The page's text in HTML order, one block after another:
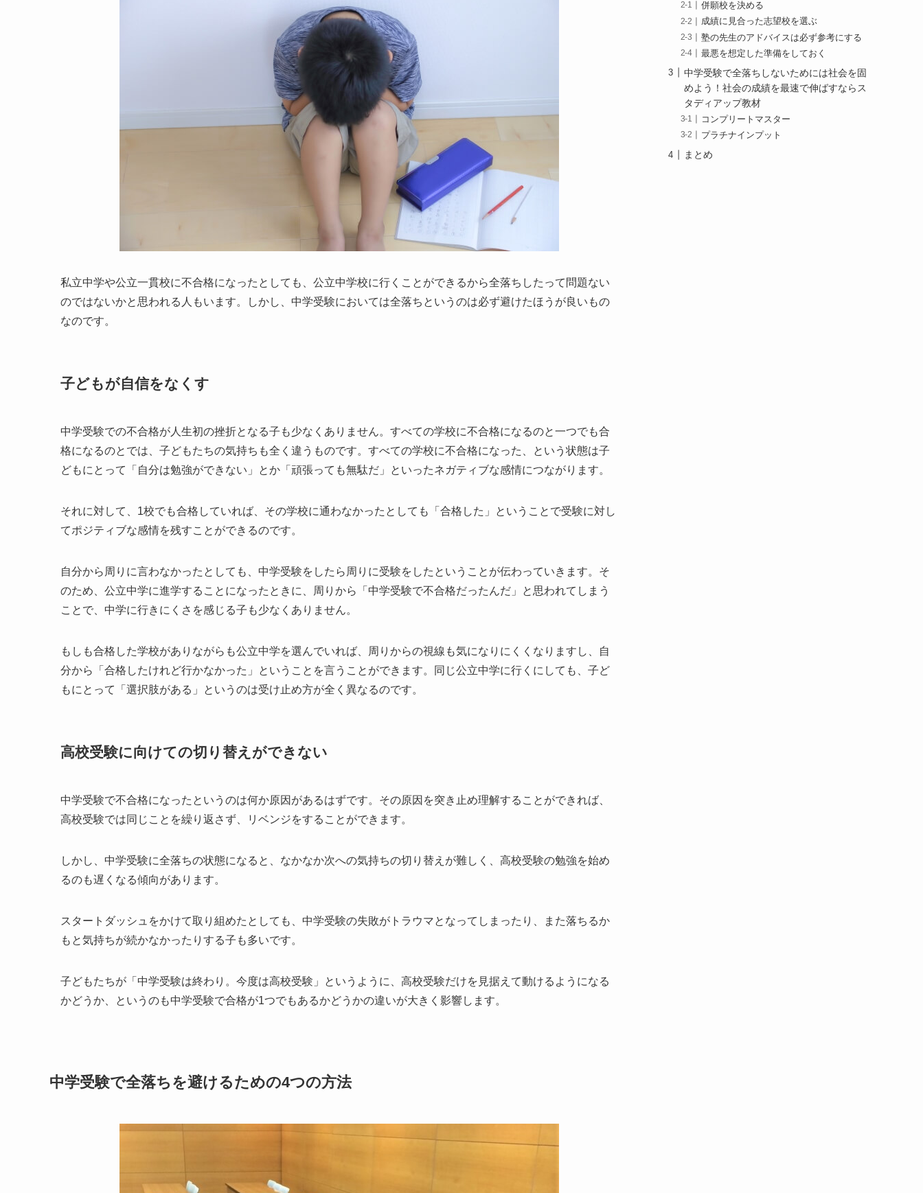
私立中学や公立一貫校に不合格になったとしても、公立中学校に行くことができるから全落ちしたって問題ない
のではないかと思われる人もいます。しかし、中学受験においては全落ちというのは必ず避けたほうが良いもの
なのです。
子どもが自信をなくす
中学受験での不合格が人生初の挫折となる子も少なくありません。すべての学校に不合格になるのと一つでも合
格になるのとでは、子どもたちの気持ちも全く違うものです。すべての学校に不合格になった、という状態は子
どもにとって「自分は勉強ができない」とか「頑張っても無駄だ」といったネガティブな感情につながります。
それに対して、1校でも合格していれば、その学校に通わなかったとしても「合格した」ということで受験に対し
てポジティブな感情を残すことができるのです。
自分から周りに言わなかったとしても、中学受験をしたら周りに受験をしたということが伝わっていきます。そ
のため、公立中学に進学することになったときに、周りから「中学受験で不合格だったんだ」と思われてしまう
ことで、中学に行きにくさを感じる子も少なくありません。
もしも合格した学校がありながらも公立中学を選んでいれば、周りからの視線も気になりにくくなりますし、自
分から「合格したけれど行かなかった」ということを言うことができます。同じ公立中学に行くにしても、子ど
もにとって「選択肢がある」というのは受け止め方が全く異なるのです。
高校受験に向けての切り替えができない
中学受験で不合格になったというのは何か原因があるはずです。その原因を突き止め理解することができれば、
高校受験では同じことを繰り返さず、リベンジをすることができます。
しかし、中学受験に全落ちの状態になると、なかなか次への気持ちの切り替えが難しく、高校受験の勉強を始め
るのも遅くなる傾向があります。
スタートダッシュをかけて取り組めたとしても、中学受験の失敗がトラウマとなってしまったり、また落ちるか
もと気持ちが続かなかったりする子も多いです。
子どもたちが「中学受験は終わり。今度は高校受験」というように、高校受験だけを見据えて動けるようになる
かどうか、というのも中学受験で合格が1つでもあるかどうかの違いが大きく影響します。
中学受験で全落ちを避けるための4つの方法
併願校を決める
成績に見合った志望校を選ぶ
塾の先生のアドバイスは必ず参考にする
最悪を想定した準備をしておく
中学受験で全落ちしないためには社会を固
めよう！社会の成績を最速で伸ばすならス
タディアップ教材
コンプリートマスター
プラチナインプット
まとめ